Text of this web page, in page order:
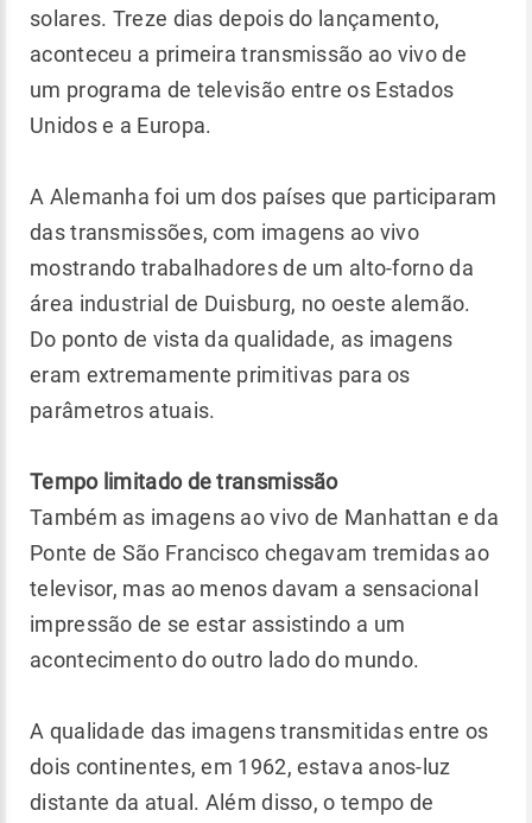
solares. Treze dias depois do lançamento,
aconteceu a primeira transmissão ao vivo de
um programa de televisão entre os Estados
Unidos e a Europa.
A Alemanha foi um dos países que participaram
das transmissões, com imagens ao vivo
mostrando trabalhadores de um alto-forno da
área industrial de Duisburg, no oeste alemão.
Do ponto de vista da qualidade, as imagens
eram extremamente primitivas para os
parâmetros atuais.
Tempo limitado de transmissão
Também as imagens ao vivo de Manhattan e da
Ponte de São Francisco chegavam tremidas ao
televisor, mas ao menos davam a sensacional
impressão de se estar assistindo a um
acontecimento do outro lado do mundo.
A qualidade das imagens transmitidas entre os
dois continentes, em 1962, estava anos-luz
distante da atual. Além disso, o tempo de